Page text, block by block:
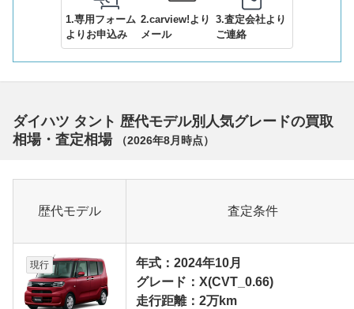
1.専用フォーム
よりお申込み
2.carview!より
メール
3.査定会社より
ご連絡
ダイハツ タント 歴代モデル別人気グレードの買取
相場・査定相場
（2026年8月 時点）
歴代モデル 査定条件
現行
年式：2024年10月
グレード：X(CVT_0.66)
走行距離：2万km